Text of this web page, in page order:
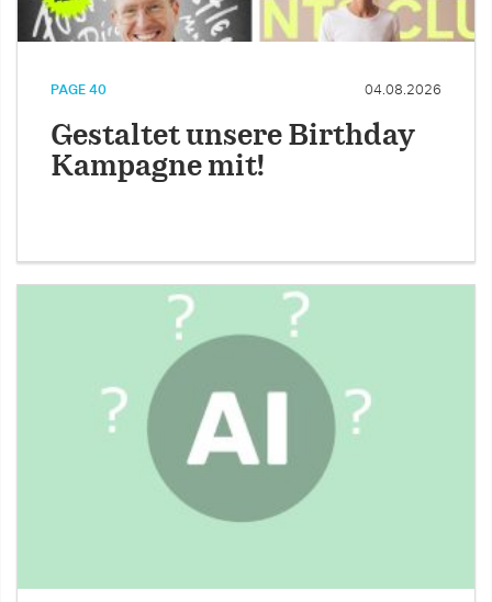
PAGE 40 04.08.2026
Gestaltet unsere Birthday
Kampagne mit!